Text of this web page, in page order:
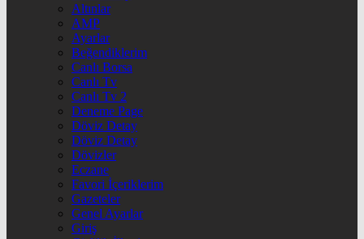
Altınlar
AMP
Ayarlar
Beğendiklerim
Canlı Borsa
Canlı Tv
Canlı Tv 2
Deneme Page
Döviz Detay
Döviz Detay
Dövizler
Eczane
Favori İçeriklerim
Gazeteler
Genel Ayarlar
Giriş